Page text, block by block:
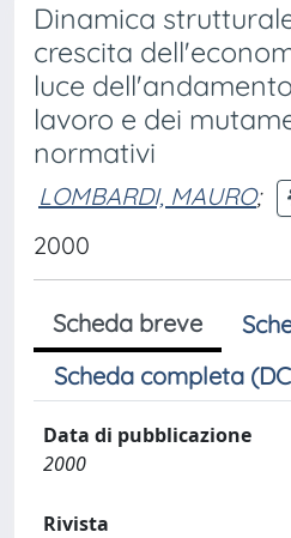
Dinamica
crescita
luce
lavoro e dei
normativi
LOMBARDI, MAURO;
2000
Scheda breve
Scheda completa
Data di pubblicazione
2000
Rivista